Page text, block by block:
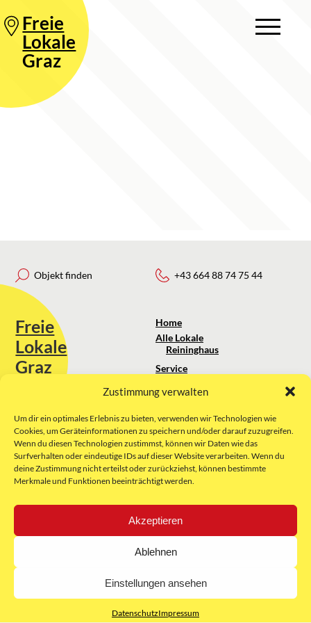
Zustimmung verwalten
Um dir ein optimales Erlebnis zu bieten, verwenden wir Technologien wie
Cookies, um Geräteinformationen zu speichern und/oder darauf zuzugreifen.
Wenn du diesen Technologien zustimmst, können wir Daten wie das
Surfverhalten oder eindeutige IDs auf dieser Website verarbeiten. Wenn du
deine Zustimmung nicht erteilst oder zurückziehst, können bestimmte
Merkmale und Funktionen beeinträchtigt werden.
Akzeptieren
Ablehnen
Einstellungen ansehen
DatenschutzImpressum
Freie
Lokale
Graz
Objekt finden
Freie
Lokale
Graz
Sie erreichen uns unter:
kontakt@freielokale-graz.at
Website by Rubikon Werbeagentur
GmbH
+43 664 88 74 75 44
Home
Alle Lokale
Reininghaus
Service
Über uns
Impressum
AGB
Datenschutz
E-Mail